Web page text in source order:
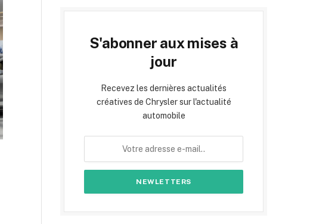
S'abonner aux mises à
jour
Recevez les dernières actualités
créatives de Chrysler sur l'actualité
automobile